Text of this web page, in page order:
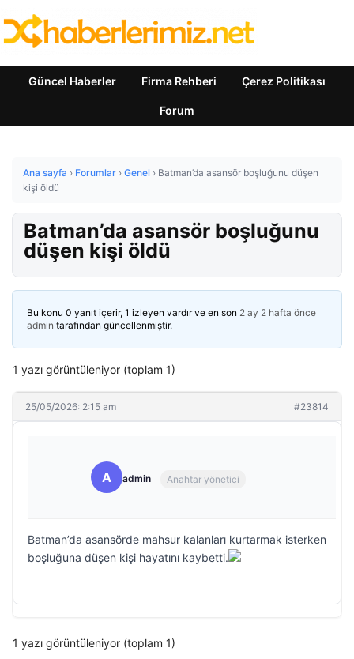
Güncel Haberler Firma Rehberi Çerez Politikası
Forum
Ana sayfa › Forumlar › Genel › Batman’da asansör boşluğunu düşen
kişi öldü
Batman’da asansör boşluğunu
düşen kişi öldü
Bu konu 0 yanıt içerir, 1 izleyen vardır ve en son 2 ay 2 hafta önce
admin tarafından güncellenmiştir.
1 yazı görüntüleniyor (toplam 1)
25/05/2026: 2:15 am #23814
A admin Anahtar yönetici
Batman’da asansörde mahsur kalanları kurtarmak isterken
boşluğuna düşen kişi hayatını kaybetti.
1 yazı görüntüleniyor (toplam 1)